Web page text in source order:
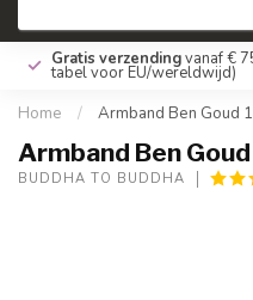
Gratis verzendingvanaf €
tabel voor EU/wereldwijd)
Home / Armband Ben Goud
Armband Ben
BUDDHA TO BUDDHA